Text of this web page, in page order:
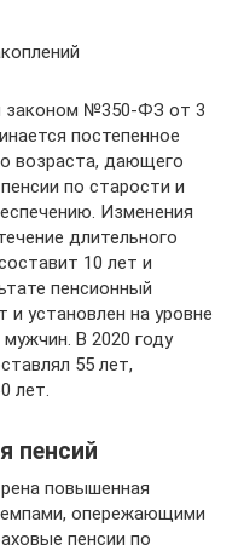
законом №350-ФЗ от 3
постепенное
возраста, дающего
по старости и
Изменения
длительного
10 лет и
пенсионный
установлен на уровне
В 2020 году
55 лет,
лет.
пенсий
повышенная
опережающими
пенсии по